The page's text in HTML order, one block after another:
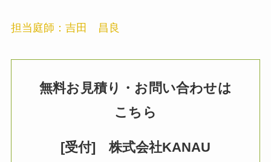
担当庭師：吉田 昌良
無料お見積り・お問い合わせは
こちら
[受付] 株式会社KANAU